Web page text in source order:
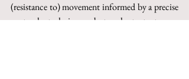
(resistance to) movement informed by a precise
postural technique, but reluctant to an